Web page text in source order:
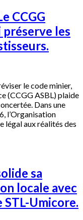
CCGG
les
le code minier,
(CCGG ASBL) plaide
Dans une
l’Organisation
légal aux réalités des
sa
locale avec
Umicore.